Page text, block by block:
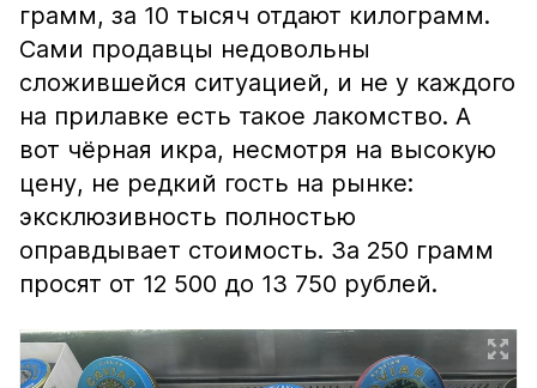
грамм, за 10 тысяч отдают килограмм.
Сами продавцы недовольны
сложившейся ситуацией, и не у каждого
на прилавке есть такое лакомство. А
вот чёрная икра, несмотря на высокую
цену, не редкий гость на рынке:
эксклюзивность полностью
оправдывает стоимость. За 250 грамм
просят от 12 500 до 13 750 рублей.